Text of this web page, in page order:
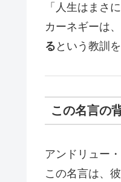
「人生はまさ
カーネギーは
る という教訓
この名言の
アンドリュー
この名言は、